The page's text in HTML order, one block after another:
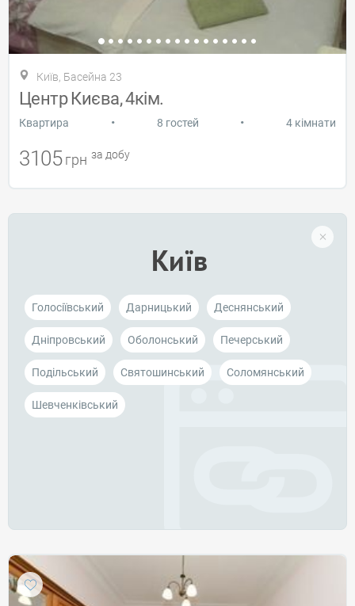
Київ, Басейна 23
Центр Києва, 4кім.
Квартира • 8 гостей • 4 кімнати
3105 грн за добу
Київ
Голосіївський Дарницький Деснянський
Дніпровський Оболонський Печерський
Подільський Святошинський Соломянський
Шевченківський